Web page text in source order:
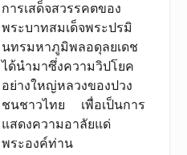
การเสด็จสวรรคตของ
พระบาทสมเด็จพระปรมิ
นทรมหาภูมิพลอดุลยเดช
ได้นำมาซึ่งความวิปโยค
อย่างใหญ่หลวงของปวง
ชนชาวไทย เพื่อเป็นการ
แสดงความอาลัยแด่
พระองค์ท่าน